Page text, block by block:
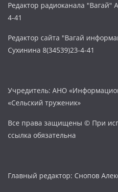
Редактор радиоканала "Вагай"
4-41
Редактор сайта "Вагай
Сухинина 8(34539)23-4-41
Учредитель: АНО
«Сельский труженик»
Все права защищены © При
ссылка обязательна
Главный редактор: Снопов